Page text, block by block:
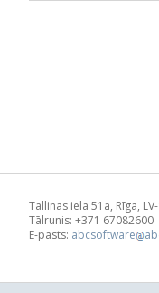
Tallinas iela 51a, Rīga,
Tālrunis: +371 67082600
E-pasts: abcsoftware